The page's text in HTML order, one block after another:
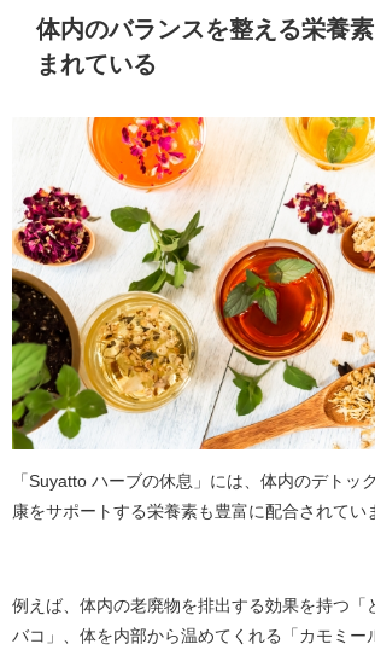
体内のバランスを整える栄養
まれている
「Suyatto ハーブの休息」には、体内のデトッ
康をサポートする栄養素も豊富に配合されてい
例えば、体内の老廃物を排出する効果を持つ「
バコ」、体を内部から温めてくれる「カモミー